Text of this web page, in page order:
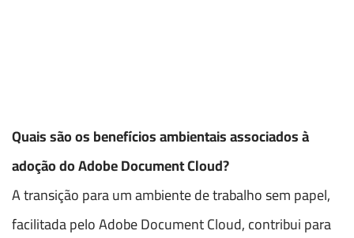
Quais são os benefícios ambientais associados à
adoção do Adobe Document Cloud?
A transição para um ambiente de trabalho sem papel,
facilitada pelo Adobe Document Cloud, contribui para